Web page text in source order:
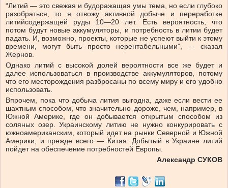
“Литий — это свежая и будоражащая умы тема, но если глубоко
разобраться, то я отвожу активной добыче и переработке
литийсодержащей руды 10—20 лет. Есть вероятность, что
потом будут новые аккумуляторы, и потребность в литии будет
падать. И, возможно, проекты, которые не успеют выйти к этому
времени, могут быть просто нерентабельными”, — сказал
Жернов.
Однако литий с высокой долей вероятности все же будет и
далее использоваться в производстве аккумуляторов, потому
что его месторождения разбросаны по всему миру и его удобно
использовать.
Впрочем, пока что добыча лития выгодна, даже если вести ее
шахтным способом, что значительно дороже, чем, например, в
Южной Америке, где он добывается открытым способом из
соляных озер. Украинскому литию не нужно конкурировать с
южноамериканским, который идет на рынки Северной и Южной
Америки, и прежде всего — Китая. Добытый в Украине литий
пойдет на обеспечение потребностей Европы.
Александр СУКОВ